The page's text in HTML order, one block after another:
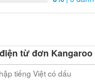
từ đơn Kangaroo